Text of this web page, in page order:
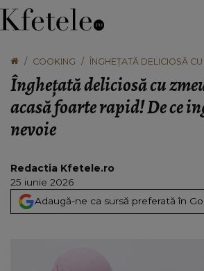
COOKING
ÎNGHEȚATĂ DELICIOSĂ
NEVOIE
Înghețată deliciosă cu
acasă foarte rapid! De ce
nevoie
Redactia Kfetele.ro
25 iunie 2026
Adaugă-ne ca sursă preferată în